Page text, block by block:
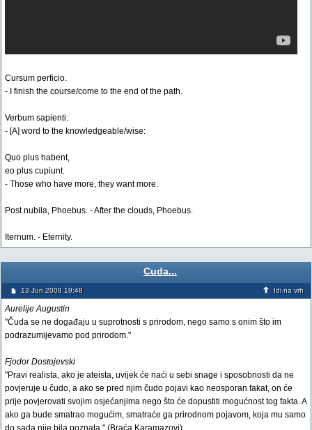
Cursum perficio.
- I finish the course/come to the end of the path.
Verbum sapienti:
- [A] word to the knowledgeable/wise:
Quo plus habent,
eo plus cupiunt.
- Those who have more, they want more.
Post nubila, Phoebus. - After the clouds, Phoebus.
Iternum. - Eternity.
Cuda...
13 Jun 2008 19:48 Idi na vrh
Aurelije Augustin
"Čuda se ne događaju u suprotnosti s prirodom, nego samo s onim što im
podrazumijevamo pod prirodom."
Fjodor Dostojevski
"Pravi realista, ako je ateista, uvijek će naći u sebi snage i sposobnosti da ne
povjeruje u čudo, a ako se pred njim čudo pojavi kao neosporan fakat, on će
prije povjerovati svojim osjećanjima nego što će dopustiti mogućnost tog fakta. A
ako ga bude smatrao mogućim, smatraće ga prirodnom pojavom, koja mu samo
do sada nije bila poznata." (Braća Karamazovi)